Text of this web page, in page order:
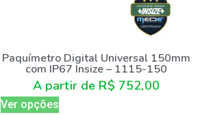
Paquímetro Digital Universal 150mm
com IP67 Insize – 1115-150
A partir de R$ 752,00
Ver opções